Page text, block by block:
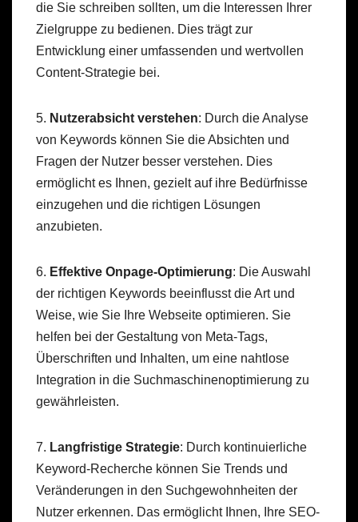
die Sie schreiben sollten, um die Interessen Ihrer
Zielgruppe zu bedienen. Dies trägt zur
Entwicklung einer umfassenden und wertvollen
Content-Strategie bei.
5. Nutzerabsicht verstehen: Durch die Analyse
von Keywords können Sie die Absichten und
Fragen der Nutzer besser verstehen. Dies
ermöglicht es Ihnen, gezielt auf ihre Bedürfnisse
einzugehen und die richtigen Lösungen
anzubieten.
6. Effektive Onpage-Optimierung: Die Auswahl
der richtigen Keywords beeinflusst die Art und
Weise, wie Sie Ihre Webseite optimieren. Sie
helfen bei der Gestaltung von Meta-Tags,
Überschriften und Inhalten, um eine nahtlose
Integration in die Suchmaschinenoptimierung zu
gewährleisten.
7. Langfristige Strategie: Durch kontinuierliche
Keyword-Recherche können Sie Trends und
Veränderungen in den Suchgewohnheiten der
Nutzer erkennen. Das ermöglicht Ihnen, Ihre SEO-